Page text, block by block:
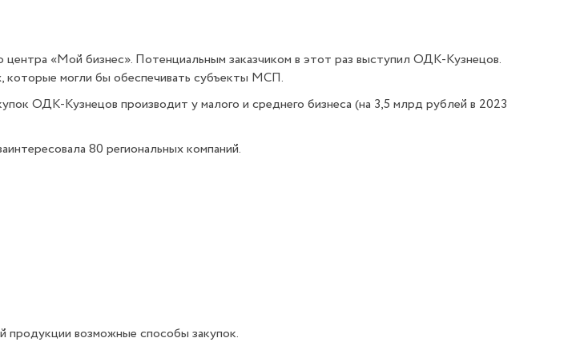
«Мой бизнес». Потенциальным заказчиком в этот раз выступил ОДК-Кузнецов.
которые могли бы обеспечивать субъекты МСП.
ОДК-Кузнецов производит у малого и среднего бизнеса (на 3,5 млрд рублей в 2023
80 региональных компаний.
продукции возможные способы закупок.